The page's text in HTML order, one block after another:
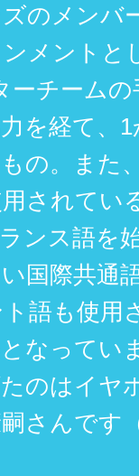
のメンバ
メントと
ーチーム
を経て、
の。また
されてい
ンス語を
国際共通
語も使用
なってい
のはイヤ
さんです